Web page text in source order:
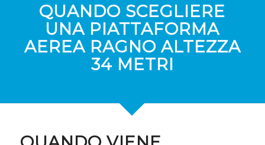
QUANDO SCEGLIERE
UNA PIATTAFORMA
AEREA RAGNO ALTEZZA
34 METRI